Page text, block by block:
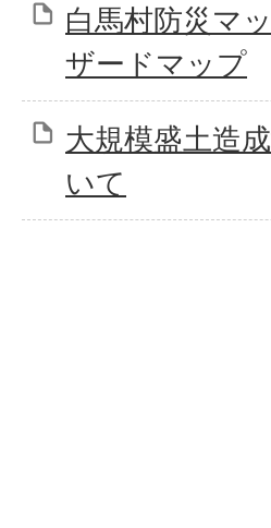
白馬村防災マ
ザードマップ
大規模盛土造
いて